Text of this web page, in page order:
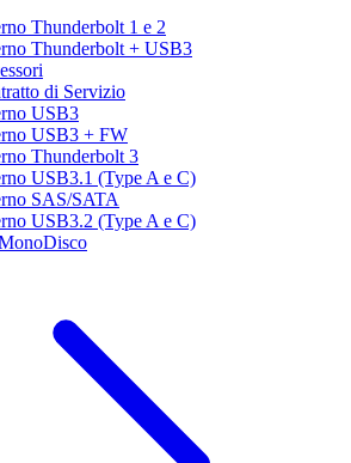
Thunderbolt 1 e 2
Thunderbolt + USB3
di Servizio
USB3
USB3 + FW
Thunderbolt 3
USB3.1 (Type A e C)
SAS/SATA
USB3.2 (Type A e C)